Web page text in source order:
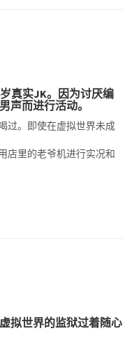
真实JK。因为讨厌编
声而进行活动。
过。即使在虚拟世界未成
店里的老爷机进行实况和
拟世界的监狱过着随心